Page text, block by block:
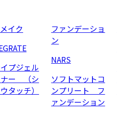
イク
プジェル
ナー （シ
タッチ）
ファンデーショ
ン
NARS
ソフトマットコ
ンプリート フ
ァンデーション